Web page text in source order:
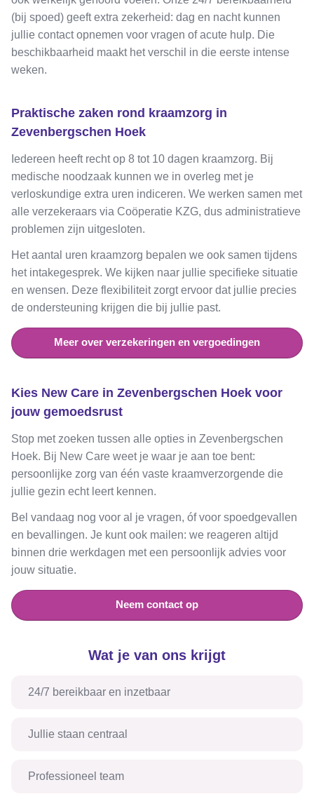
(bij spoed) geeft extra zekerheid: dag en nacht kunnen
jullie contact opnemen voor vragen of acute hulp. Die
beschikbaarheid maakt het verschil in die eerste intense
weken.
Praktische zaken rond kraamzorg in
Zevenbergschen Hoek
Iedereen heeft recht op 8 tot 10 dagen kraamzorg. Bij
medische noodzaak kunnen we in overleg met je
verloskundige extra uren indiceren. We werken samen met
alle verzekeraars via Coöperatie KZG, dus administratieve
problemen zijn uitgesloten.
Het aantal uren kraamzorg bepalen we ook samen tijdens
het intakegesprek. We kijken naar jullie specifieke situatie
en wensen. Deze flexibiliteit zorgt ervoor dat jullie precies
de ondersteuning krijgen die bij jullie past.
Meer over verzekeringen en vergoedingen
Kies New Care in Zevenbergschen Hoek voor
jouw gemoedsrust
Stop met zoeken tussen alle opties in Zevenbergschen
Hoek. Bij New Care weet je waar je aan toe bent:
persoonlijke zorg van één vaste kraamverzorgende die
jullie gezin echt leert kennen.
Bel vandaag nog voor al je vragen, óf voor spoedgevallen
en bevallingen. Je kunt ook mailen: we reageren altijd
binnen drie werkdagen met een persoonlijk advies voor
jouw situatie.
Neem contact op
Wat je van ons krijgt
24/7 bereikbaar en inzetbaar
Jullie staan centraal
Professioneel team